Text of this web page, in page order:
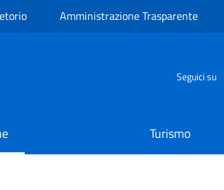
Amministrazione Trasparente
Seguici su
Turismo